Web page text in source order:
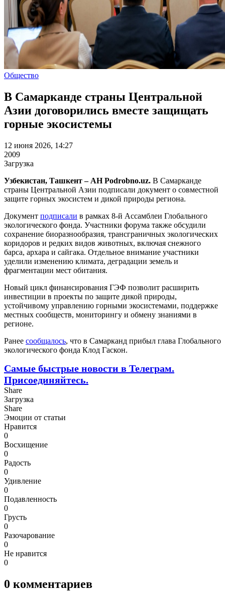
Общество
В Самарканде страны Центральной
Азии договорились вместе защищать
горные экосистемы
12 июня 2026, 14:27
2009
Загрузка
Узбекистан, Ташкент – АН Podrobno.uz. В Самарканде
страны Центральной Азии подписали документ о совместной
защите горных экосистем и дикой природы региона.
Документ подписали в рамках 8-й Ассамблеи Глобального
экологического фонда. Участники форума также обсудили
сохранение биоразнообразия, трансграничных экологических
коридоров и редких видов животных, включая снежного
барса, архара и сайгака. Отдельное внимание участники
уделили изменению климата, деградации земель и
фрагментации мест обитания.
Новый цикл финансирования ГЭФ позволит расширить
инвестиции в проекты по защите дикой природы,
устойчивому управлению горными экосистемами, поддержке
местных сообществ, мониторингу и обмену знаниями в
регионе.
Ранее сообщалось, что в Самарканд прибыл глава Глобального
экологического фонда Клод Гаскон.
Самые быстрые новости в Телеграм.
Присоединяйтесь.
Share
Загрузка
Share
Эмоции от статьи
Нравится
0
Восхищение
0
Радость
0
Удивление
0
Подавленность
0
Грусть
0
Разочарование
0
Не нравится
0
0 комментариев